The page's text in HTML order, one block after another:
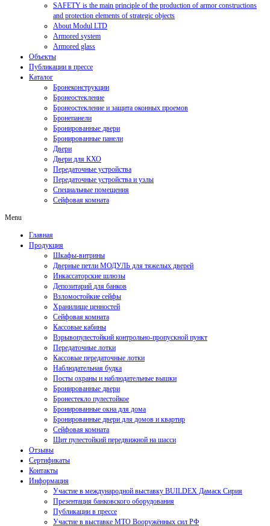
SAFETY is the main principle of the production of armor constructions
and protection elements of strategic objects
About Modul LTD
Armored system
Armored glass
Объекты
Публикации в прессе
Каталог
Бронеконструкции
Бронеостекление
Бронеостекление и защита оконных проемов
Бронепанели
Бронированные двери
Бронированные панели
Двери
Двери для КХО
Передаточные устройства
Передаточные устройства и узлы
Специальные помещения
Сейфовая комната
Menu
Главная
Продукция
Шкафы-витрины
Дверные петли МОДУЛЬ для тяжелых дверей
Инкассаторские шлюзы
Депозитарий для банков
Взломостойкие сейфы
Хранилище ценностей
Сейфовая комната
Кассовые кабины
Взрывопулестойкий контрольно-пропускной пункт
Передаточные лотки
Кассовые передаточные лотки
Наблюдательная будка
Посты охраны и наблюдательные вышки
Бронированные двери
Бронестекло пулестойкое
Бронированные окна для дома
Бронированные двери для домов и квартир
Сейфовая комната
Щит пулестойкий передвижной на шасси
Отзывы
Сертификаты
Контакты
Информация
Участие в международной выставку BUILDEX Дамаск Сирия
Презентация банковского оборудования
Публикации в прессе
Участие в выставке МТО Вооружённых сил РФ